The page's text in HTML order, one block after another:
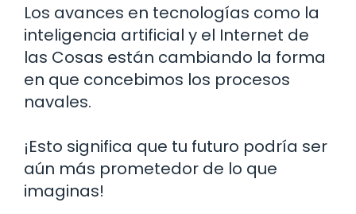
Los avances en tecnologías como la
inteligencia artificial y el Internet de
las Cosas están cambiando la forma
en que concebimos los procesos
navales.
¡Esto significa que tu futuro podría ser
aún más prometedor de lo que
imaginas!